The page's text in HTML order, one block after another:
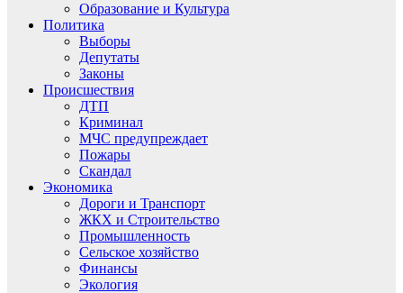
Образование и Культура
Политика
Выборы
Депутаты
Законы
Происшествия
ДТП
Криминал
МЧС предупреждает
Пожары
Скандал
Экономика
Дороги и Транспорт
ЖКХ и Строительство
Промышленность
Сельское хозяйство
Финансы
Экология